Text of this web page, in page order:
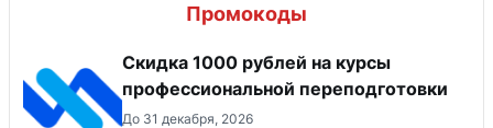
Промокоды
Скидка 1000 рублей на курсы
профессиональной переподготовки
До 31 декабря, 2026